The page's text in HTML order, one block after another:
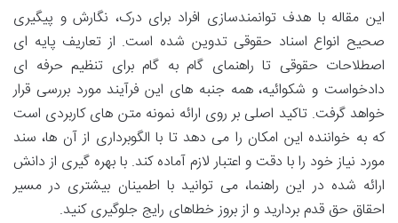
این مقاله با هدف توانمندسازی افراد برای درک، نگارش و پیگیری
صحیح انواع اسناد حقوقی تدوین شده است. از تعاریف پایه ای
اصطلاحات حقوقی تا راهنمای گام به گام برای تنظیم حرفه ای
دادخواست و شکوائیه، همه جنبه های این فرآیند مورد بررسی قرار
خواهد گرفت. تاکید اصلی بر روی ارائه نمونه متن های کاربردی است
که به خواننده این امکان را می دهد تا با الگوبرداری از آن ها، سند
مورد نیاز خود را با دقت و اعتبار لازم آماده کند. با بهره گیری از دانش
ارائه شده در این راهنما، می توانید با اطمینان بیشتری در مسیر
احقاق حق قدم بردارید و از بروز خطاهای رایج جلوگیری کنید.